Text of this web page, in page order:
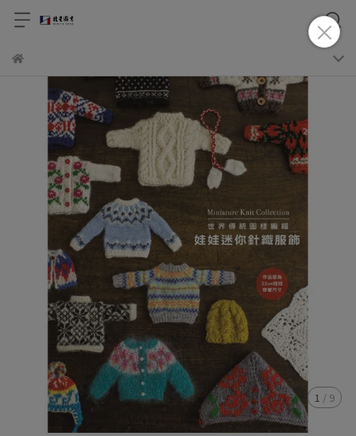
1 / 9